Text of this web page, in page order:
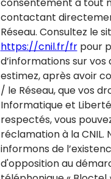
contactant
Réseau. Consultez le
https://cnil.fr/frpour
d’informations sur vos
estimez, après avoir
/ le Réseau, que vos
Informatique et
respectés, vous
réclamation à la CNIL.
informons de
d'opposition au